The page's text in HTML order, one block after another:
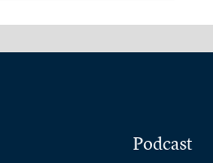
Podcast